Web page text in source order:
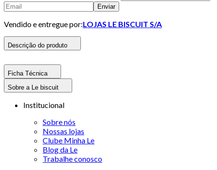
Enviar
Vendido e entregue por:LOJAS LE BISCUIT S/A
Descrição do produto
Ficha Técnica
Sobre a Le biscuit
Institucional
Sobre nós
Nossas lojas
Clube Minha Le
Blog da Le
Trabalhe conosco